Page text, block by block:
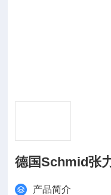
德国Schmid张
产品简介